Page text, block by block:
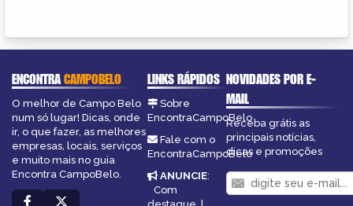
ENCONTRACAMPOBELO
O melhor de Campo Belo
num só lugar! Dicas, onde
ir, o que fazer, as melhores
empresas, locais, serviços
e muito mais no guia
Encontra CampoBelo.
LINKS RÁPIDOS
Sobre
EncontraCampoBelo
Fale com o
EncontraCampoBelo
ANUNCIE:
Com
NOVIDADES POR E-
MAIL
Receba grátis as
principais notícias,
dicas e promoções